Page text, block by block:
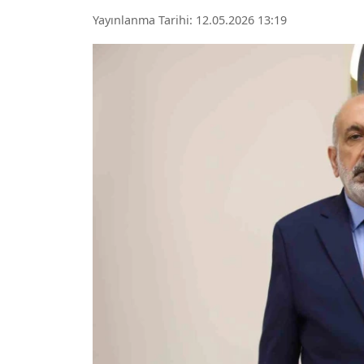
Yayınlanma Tarihi: 12.05.2026 13:19